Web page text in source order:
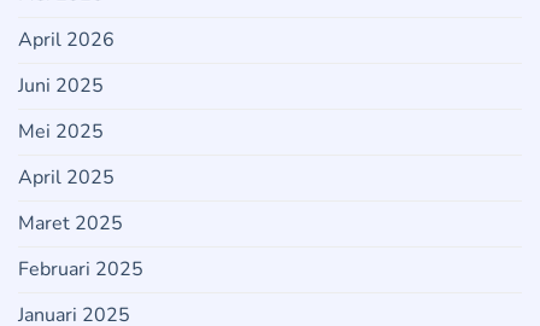
April 2026
Juni 2025
Mei 2025
April 2025
Maret 2025
Februari 2025
Januari 2025